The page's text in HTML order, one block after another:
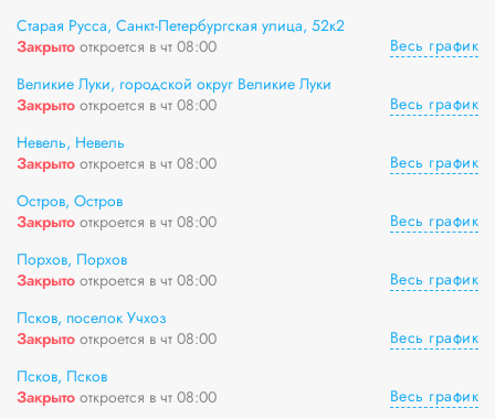
Старая Русса, Санкт-Петербургская улица, 52к2
Закрыто откроется в чт 08:00
Весь график
Великие Луки, городской округ Великие Луки
Закрыто откроется в чт 08:00
Весь график
Невель, Невель
Закрыто откроется в чт 08:00
Весь график
Остров, Остров
Закрыто откроется в чт 08:00
Весь график
Порхов, Порхов
Закрыто откроется в чт 08:00
Весь график
Псков, поселок Учхоз
Закрыто откроется в чт 08:00
Весь график
Псков, Псков
Закрыто откроется в чт 08:00
Весь график